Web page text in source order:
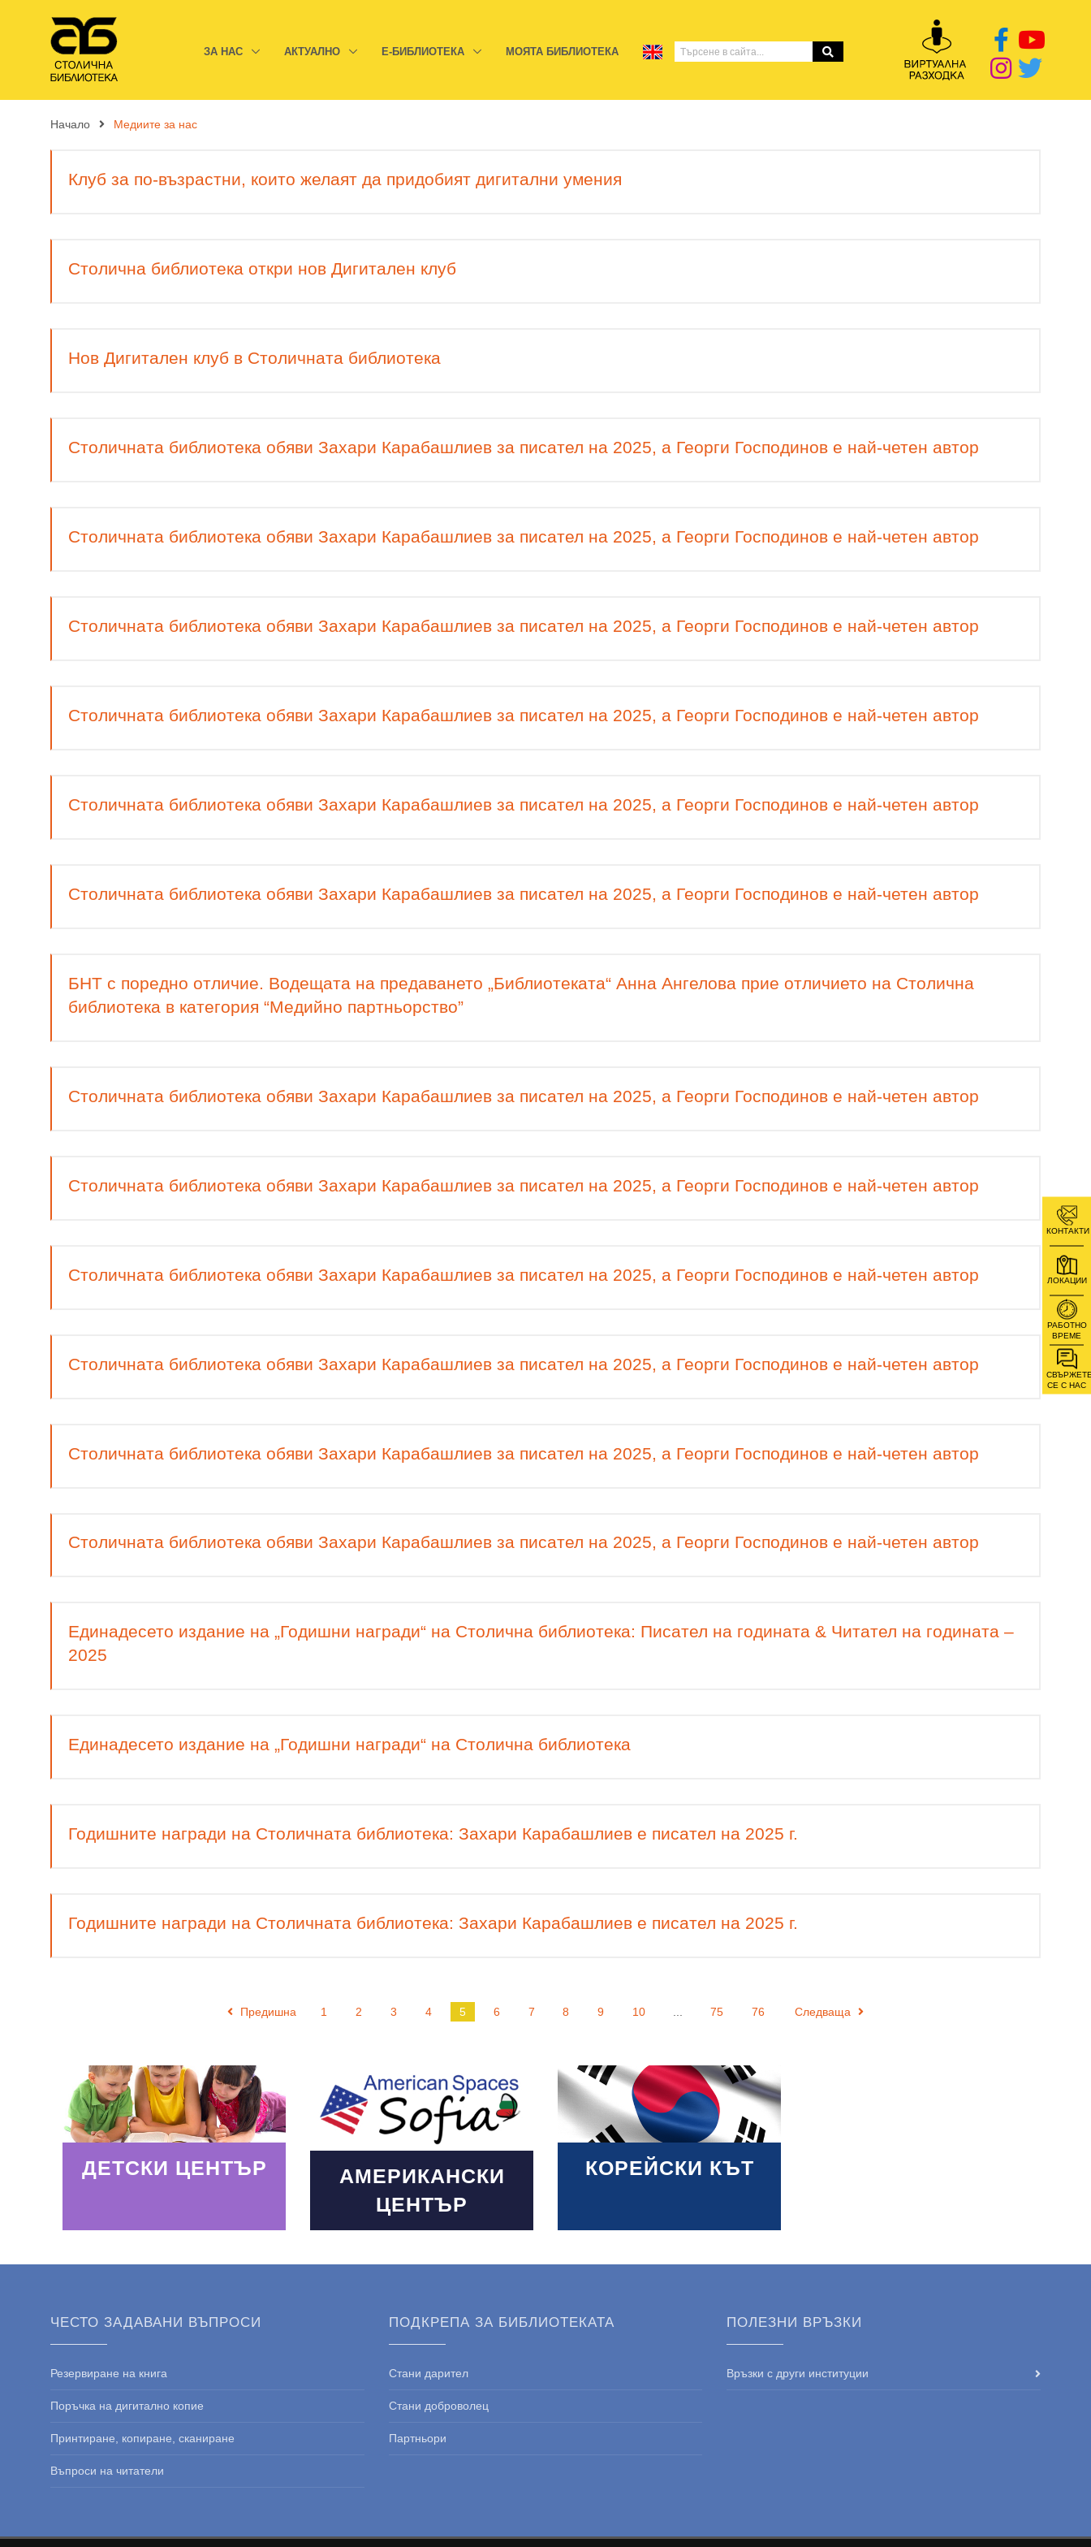
ЗА НАС АКТУАЛНО E-БИБЛИОТЕКА МОЯТА БИБЛИОТЕКА
Начало Медиите за нас
Клуб за по-възрастни, които желаят да придобият дигитални умения
Столична библиотека откри нов Дигитален клуб
Нов Дигитален клуб в Столичната библиотека
Столичната библиотека обяви Захари Карабашлиев за писател на 2025, а Георги Господинов е най-четен автор
Столичната библиотека обяви Захари Карабашлиев за писател на 2025, а Георги Господинов е най-четен автор
Столичната библиотека обяви Захари Карабашлиев за писател на 2025, а Георги Господинов е най-четен автор
Столичната библиотека обяви Захари Карабашлиев за писател на 2025, а Георги Господинов е най-четен автор
Столичната библиотека обяви Захари Карабашлиев за писател на 2025, а Георги Господинов е най-четен автор
Столичната библиотека обяви Захари Карабашлиев за писател на 2025, а Георги Господинов е най-четен автор
БНТ с поредно отличие. Водещата на предаването „Библиотеката“ Анна Ангелова прие отличието на Столична
библиотека в категория “Медийно партньорство”
Столичната библиотека обяви Захари Карабашлиев за писател на 2025, а Георги Господинов е най-четен автор
Столичната библиотека обяви Захари Карабашлиев за писател на 2025, а Георги Господинов е най-четен автор
Столичната библиотека обяви Захари Карабашлиев за писател на 2025, а Георги Господинов е най-четен автор
Столичната библиотека обяви Захари Карабашлиев за писател на 2025, а Георги Господинов е най-четен автор
Столичната библиотека обяви Захари Карабашлиев за писател на 2025, а Георги Господинов е най-четен автор
Столичната библиотека обяви Захари Карабашлиев за писател на 2025, а Георги Господинов е най-четен автор
Единадесето издание на „Годишни награди“ на Столична библиотека: Писател на годината & Читател на годината –
2025
Единадесето издание на „Годишни награди“ на Столична библиотека
Годишните награди на Столичната библиотека: Захари Карабашлиев е писател на 2025 г.
Годишните награди на Столичната библиотека: Захари Карабашлиев е писател на 2025 г.
Предишна 1 2 3 4 5 6 7 8 9 10 ... 75 76 Следваща
ДЕТСКИ ЦЕНТЪР
АМЕРИКАНСКИ
ЦЕНТЪР
Read More
КОРЕЙСКИ КЪТ
Read More
КОНТАКТИ
ЛОКАЦИИ
РАБОТНО
ВРЕМЕ
СЕ С НАС
ЧЕСТО ЗАДАВАНИ ВЪПРОСИ
Резервиране на книга
Поръчка на дигитално копие
Принтиране, копиране, сканиране
Въпроси на читатели
ПОДКРЕПА ЗА БИБЛИОТЕКАТА
Стани дарител
Стани доброволец
Партньори
ПОЛЕЗНИ ВРЪЗКИ
Връзки с други институции